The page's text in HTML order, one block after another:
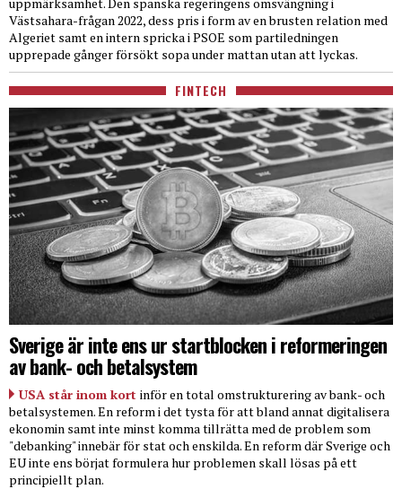
uppmärksamhet. Den spanska regeringens omsvängning i
Västsahara-frågan 2022, dess pris i form av en brusten relation med
Algeriet samt en intern spricka i PSOE som partiledningen
upprepade gånger försökt sopa under mattan utan att lyckas.
FINTECH
Sverige är inte ens ur startblocken i reformeringen
av bank- och betalsystem
USA står inom kort inför en total omstrukturering av bank- och
betalsystemen. En reform i det tysta för att bland annat digitalisera
ekonomin samt inte minst komma tillrätta med de problem som
"debanking" innebär för stat och enskilda. En reform där Sverige och
EU inte ens börjat formulera hur problemen skall lösas på ett
principiellt plan.